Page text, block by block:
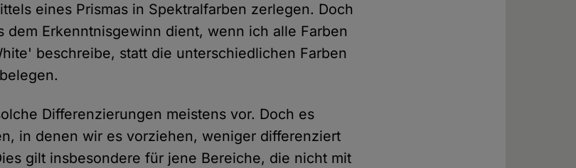
eines Prismas in Spektralfarben zerlegen. Doch
dem Erkenntnisgewinn dient, wenn ich alle Farben
beschreibe, statt die unterschiedlichen Farben
Differenzierungen meistens vor. Doch es
in denen wir es vorziehen, weniger differenziert
gilt insbesondere für jene Bereiche, die nicht mit